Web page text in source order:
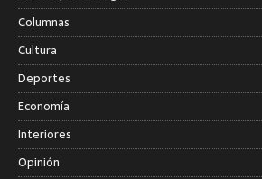
Columnas
Cultura
Deportes
Economía
Interiores
Opinión